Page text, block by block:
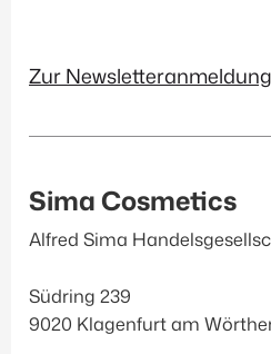
Zur Newsletteranmeldung
Sima Cosmetics
Alfred Sima
Südring 239
9020 Klagenfurt am